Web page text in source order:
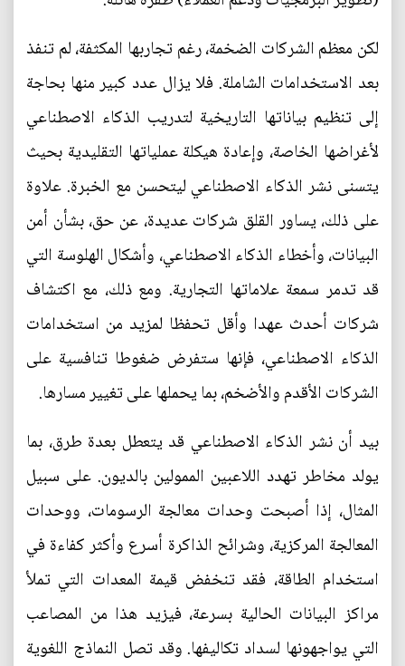
لكن معظم الشركات الضخمة، رغم تجاربها المكثفة، لم تنفذ
بعد الاستخدامات الشاملة. فلا يزال عدد كبير منها بحاجة
إلى تنظيم بياناتها التاريخية لتدريب الذكاء الاصطناعي
لأغراضها الخاصة، وإعادة هيكلة عملياتها التقليدية بحيث
يتسنى نشر الذكاء الاصطناعي ليتحسن مع الخبرة. علاوة
على ذلك، يساور القلق شركات عديدة، عن حق، بشأن أمن
البيانات، وأخطاء الذكاء الاصطناعي، وأشكال الهلوسة التي
قد تدمر سمعة علاماتها التجارية. ومع ذلك، مع اكتشاف
شركات أحدث عهدا وأقل تحفظا لمزيد من استخدامات
الذكاء الاصطناعي، فإنها ستفرض ضغوطا تنافسية على
الشركات الأقدم والأضخم، بما يحملها على تغيير مسارها.
بيد أن نشر الذكاء الاصطناعي قد يتعطل بعدة طرق، بما
يولد مخاطر تهدد اللاعبين الممولين بالديون. على سبيل
المثال، إذا أصبحت وحدات معالجة الرسومات، ووحدات
المعالجة المركزية، وشرائح الذاكرة أسرع وأكثر كفاءة في
استخدام الطاقة، فقد تنخفض قيمة المعدات التي تملأ
مراكز البيانات الحالية بسرعة، فيزيد هذا من المصاعب
التي يواجهونها لسداد تكاليفها. وقد تصل النماذج اللغوية